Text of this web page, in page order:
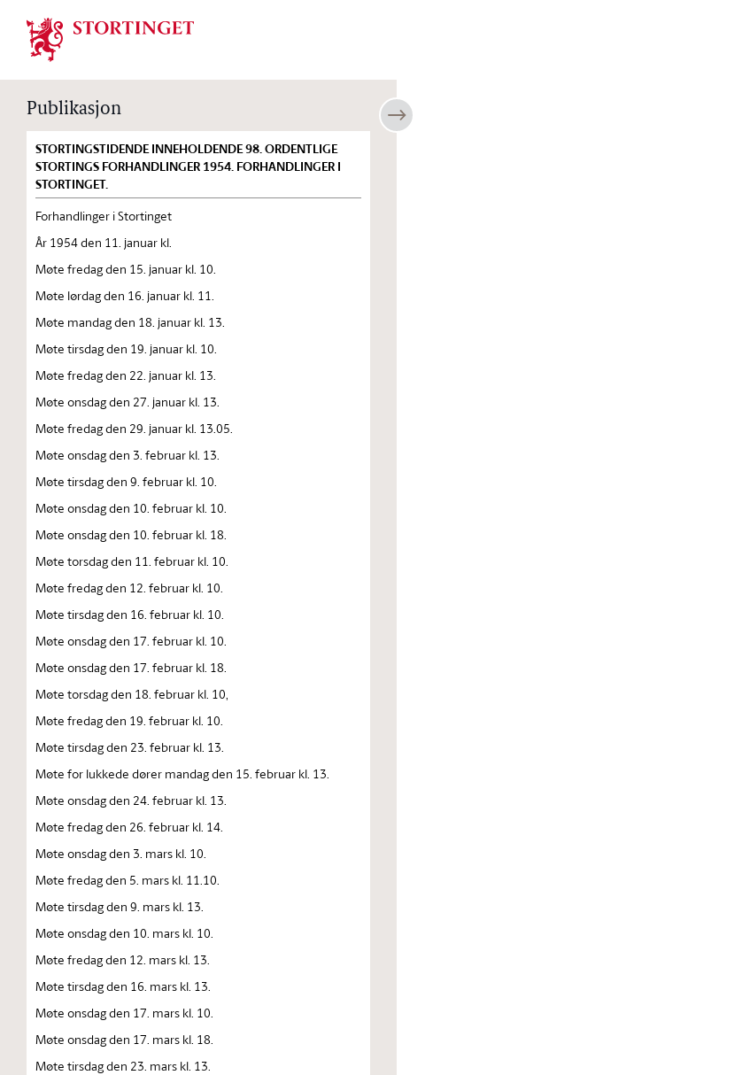
Stortinget.no
Publikasjon
STORTINGSTIDENDE INNEHOLDENDE 98. ORDENTLIGE
STORTINGS FORHANDLINGER 1954. FORHANDLINGER I
STORTINGET.
Forhandlinger i Stortinget
År 1954 den 11. januar kl.
Møte fredag den 15. januar kl. 10.
Møte lørdag den 16. januar kl. 11.
Møte mandag den 18. januar kl. 13.
Møte tirsdag den 19. januar kl. 10.
Møte fredag den 22. januar kl. 13.
Møte onsdag den 27. januar kl. 13.
Møte fredag den 29. januar kl. 13.05.
Møte onsdag den 3. februar kl. 13.
Møte tirsdag den 9. februar kl. 10.
Møte onsdag den 10. februar kl. 10.
Møte onsdag den 10. februar kl. 18.
Møte torsdag den 11. februar kl. 10.
Møte fredag den 12. februar kl. 10.
Møte tirsdag den 16. februar kl. 10.
Møte onsdag den 17. februar kl. 10.
Møte onsdag den 17. februar kl. 18.
Møte torsdag den 18. februar kl. 10,
Møte fredag den 19. februar kl. 10.
Møte tirsdag den 23. februar kl. 13.
Møte for lukkede dører mandag den 15. februar kl. 13.
Møte onsdag den 24. februar kl. 13.
Møte fredag den 26. februar kl. 14.
Møte onsdag den 3. mars kl. 10.
Møte fredag den 5. mars kl. 11.10.
Møte tirsdag den 9. mars kl. 13.
Møte onsdag den 10. mars kl. 10.
Møte fredag den 12. mars kl. 13.
Møte tirsdag den 16. mars kl. 13.
Møte onsdag den 17. mars kl. 10.
Møte onsdag den 17. mars kl. 18.
Møte tirsdag den 23. mars kl. 13.